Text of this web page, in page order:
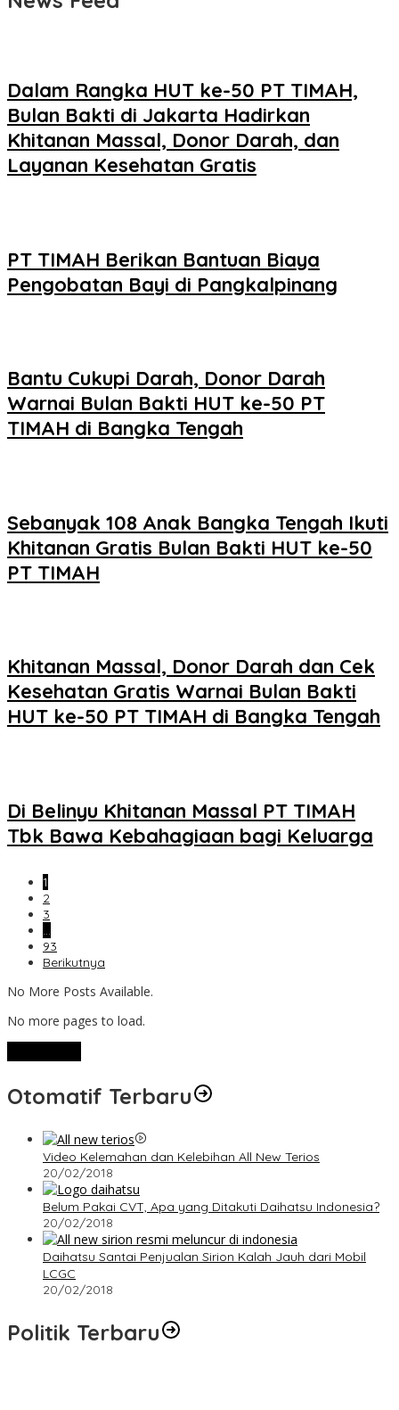
Dalam Rangka HUT ke-50 PT TIMAH,
Bulan Bakti di Jakarta Hadirkan
Khitanan Massal, Donor Darah, dan
Layanan Kesehatan Gratis
PT TIMAH Berikan Bantuan Biaya
Pengobatan Bayi di Pangkalpinang
Bantu Cukupi Darah, Donor Darah
Warnai Bulan Bakti HUT ke-50 PT
TIMAH di Bangka Tengah
Sebanyak 108 Anak Bangka Tengah Ikuti
Khitanan Gratis Bulan Bakti HUT ke-50
PT TIMAH
Khitanan Massal, Donor Darah dan Cek
Kesehatan Gratis Warnai Bulan Bakti
HUT ke-50 PT TIMAH di Bangka Tengah
Di Belinyu Khitanan Massal PT TIMAH
Tbk Bawa Kebahagiaan bagi Keluarga
1
2
3
…
93
Berikutnya
No More Posts Available.
No more pages to load.
Otomatif Terbaru
Video Kelemahan dan Kelebihan All New Terios
20/02/2018
Belum Pakai CVT, Apa yang Ditakuti Daihatsu Indonesia?
20/02/2018
Daihatsu Santai Penjualan Sirion Kalah Jauh dari Mobil
LCGC
20/02/2018
Politik Terbaru